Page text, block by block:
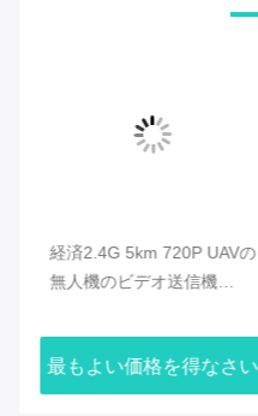
経済2.4G 5km 720P UAVの
無人機のビデオ送信機
パートのデータ・リンク
最もよい価格を得なさい